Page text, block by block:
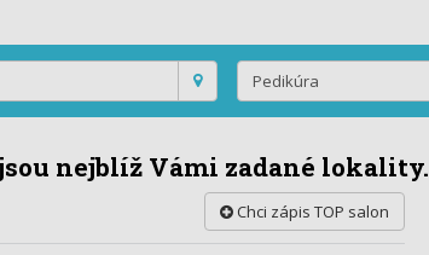
nejblíž Vámi zadané lokality.
Chci zápis TOP salon